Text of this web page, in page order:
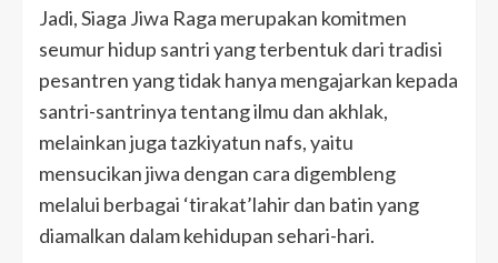
Jadi, Siaga Jiwa Raga merupakan komitmen
seumur hidup santri yang terbentuk dari tradisi
pesantren yang tidak hanya mengajarkan kepada
santri-santrinya tentang ilmu dan akhlak,
melainkan juga tazkiyatun nafs, yaitu
mensucikan jiwa dengan cara digembleng
melalui berbagai ‘tirakat’lahir dan batin yang
diamalkan dalam kehidupan sehari-hari.